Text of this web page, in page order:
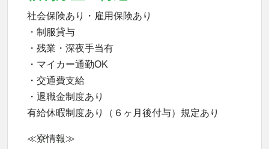
社会保険あり・雇用保険あり
・制服貸与
・残業・深夜手当有
・マイカー通勤OK
・交通費支給
・退職金制度あり
有給休暇制度あり（６ヶ月後付与）規定あり
≪寮情報≫